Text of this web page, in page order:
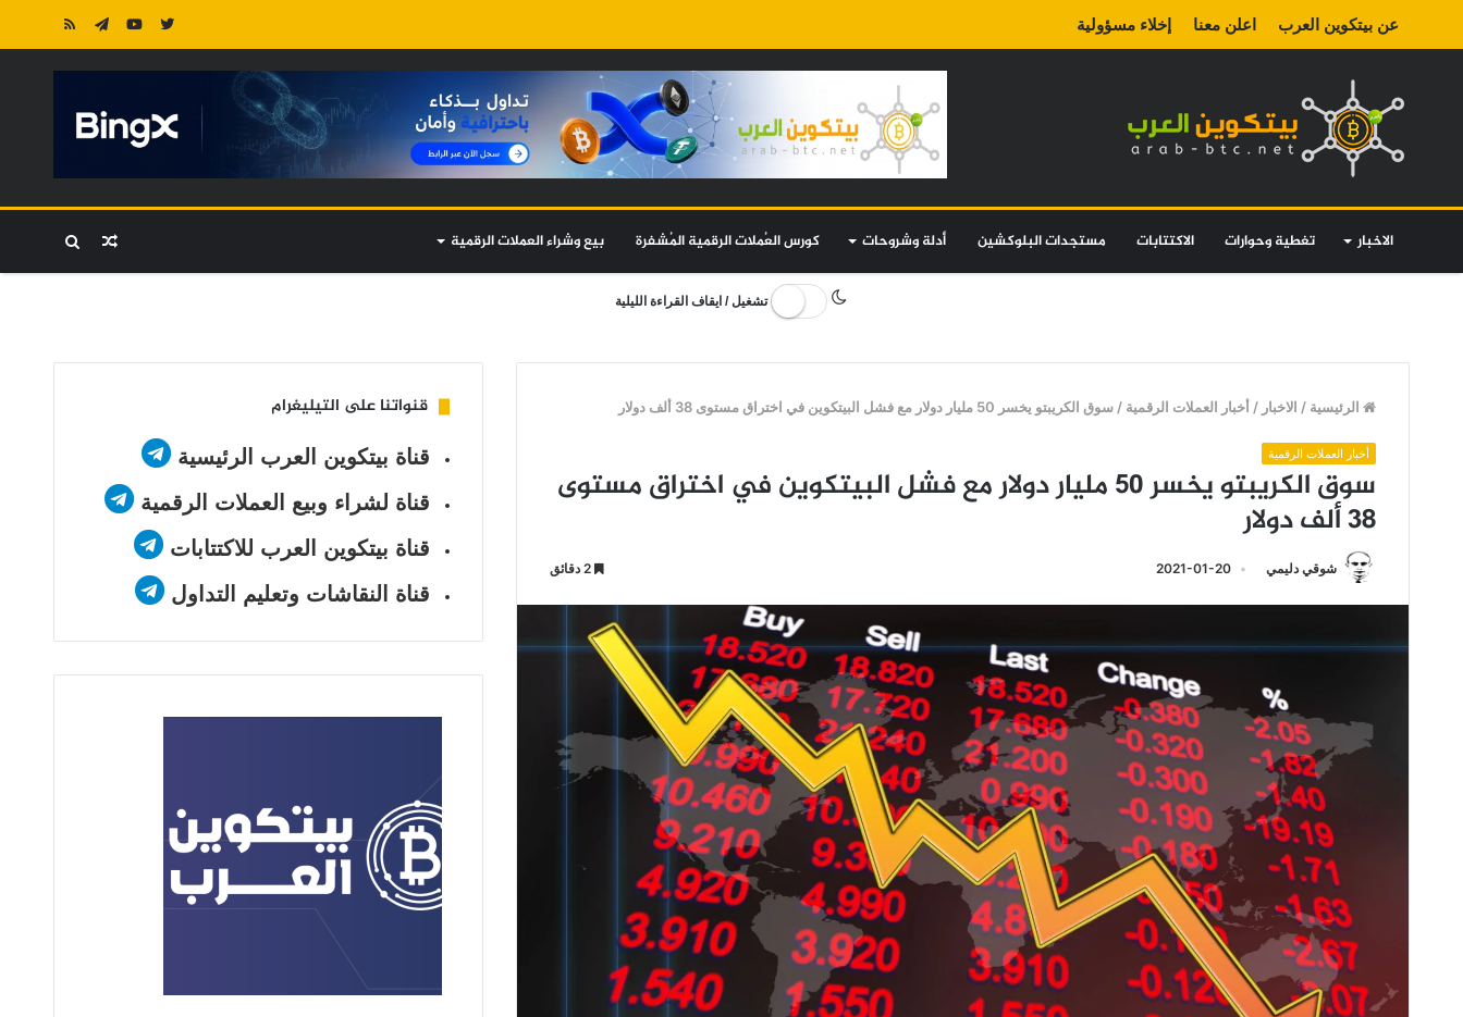
عن بيتكوين العرب اعلن معنا إخلاء مسؤولية
الاخبار تغطية وحوارات الاكتتابات مستجدات البلوكشين أدلة وشروحات كورس العُملات الرقمية المُشفرة بيع وشراء العملات الرقمية بحث مقال
تشغيل / ايقاف القراءة الليلية
الرئيسية / الاخبار / أخبار العملات الرقمية / سوق الكريبتو يخسر 50 مليار دولار مع فشل البيتكوين في اختراق مستوى 38 ألف دولار
أخبار العملات الرقمية
سوق الكريبتو يخسر 50 مليار دولار مع فشل البيتكوين في اختراق مستوى
38 ألف دولار
شوقي دليمي 2021-01-20 2 دقائق
قنواتنا على التيليغرام
قناة بيتكوين العرب الرئيسية
قناة لشراء وبيع العملات الرقمية
قناة بيتكوين العرب للاكتتابات
قناة النقاشات وتعليم التداول